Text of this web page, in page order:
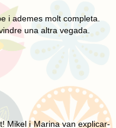
i ademes molt completa.
una altra vegada.
Mikel i Marina van explicar-